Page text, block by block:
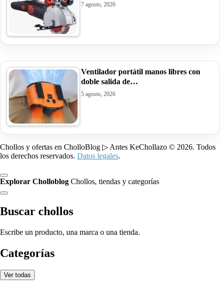
7 agosto, 2026
Ventilador portátil manos libres con
doble salida de…
5 agosto, 2026
Chollos y ofertas en CholloBlog ▷ Antes KeChollazo © 2026. Todos
los derechos reservados. Datos legales.
Explorar Cholloblog Chollos, tiendas y categorías
Buscar chollos
Escribe un producto, una marca o una tienda.
Categorías
Ver todas